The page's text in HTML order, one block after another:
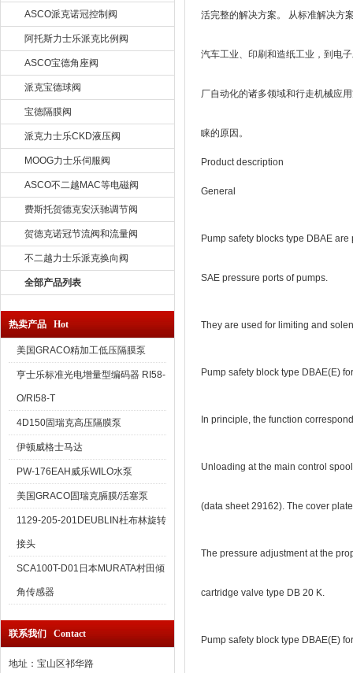
ASCO派克诺冠控制阀
阿托斯力士乐派克比例阀
ASCO宝德角座阀
派克宝德球阀
宝德隔膜阀
派克力士乐CKD液压阀
MOOG力士乐伺服阀
ASCO不二越MAC等电磁阀
费斯托贺德克安沃驰调节阀
贺德克诺冠节流阀和流量阀
不二越力士乐派克换向阀
全部产品列表
热卖产品 Hot
美国GRACO精加工低压隔膜泵
亨士乐标准光电增量型编码器 RI58-
O/RI58-T
4D150固瑞克高压隔膜泵
伊顿威格士马达
PW-176EAH威乐WILO水泵
美国GRACO固瑞克膈膜/活塞泵
1129-205-201DEUBLIN杜布林旋转
接头
SCA100T-D01日本MURATA村田倾
角传感器
联系我们 Contact
地址：宝山区祁华路
活完整的解决方案。 从标准解决方
汽车工业、印刷和造纸工业，到电
厂自动化的诸多领域和行走机械应
睐的原因。
Product description
General
Pump safety blocks type DBAE
SAE pressure ports of pumps.
They are used for limiting and
Pump safety block type DBAE(E)
In principle, the function
Unloading at the main control
(data sheet 29162). The cover
The pressure adjustment at the
cartridge valve type DB 20 K.
Pump safety block type DBAE(E)